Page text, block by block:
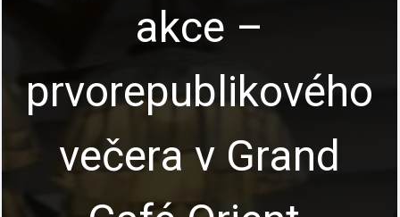
akce –
prvorepublikového
večera v Grand